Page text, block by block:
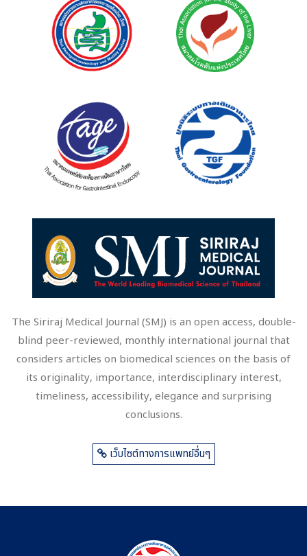
The Siriraj Medical Journal (SMJ) is an open access, double-
blind peer-reviewed, monthly international journal that
considers articles on biomedical sciences on the basis of
its originality, importance, interdisciplinary interest,
timeliness, accessibility, elegance and surprising
conclusions.
เว็บไซต์ทางการแพทย์อื่นๆ